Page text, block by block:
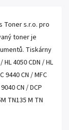
Toner s.r.o. pro
toner je
Tiskárny
4050 CDN / HL
9440 CN / MFC
CN / DCP
TN135 M TN